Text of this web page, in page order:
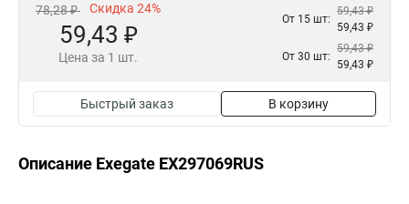
78,28 ₽ Скидка 24%
59,43 ₽
Цена за 1 шт.
От 15 шт:
59,43 ₽
59,43 ₽
От 30 шт:
59,43 ₽
59,43 ₽
Быстрый заказ В корзину
Описание Exegate EX297069RUS